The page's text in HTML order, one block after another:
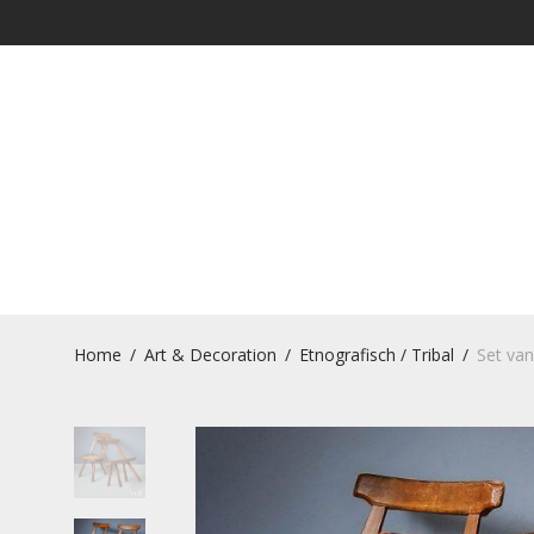
Home / Art & Decoration / Etnografisch / Tribal / Set